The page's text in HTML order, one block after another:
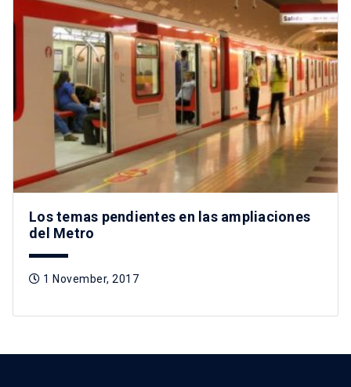
Los temas pendientes en las ampliaciones
del Metro
1 November, 2017